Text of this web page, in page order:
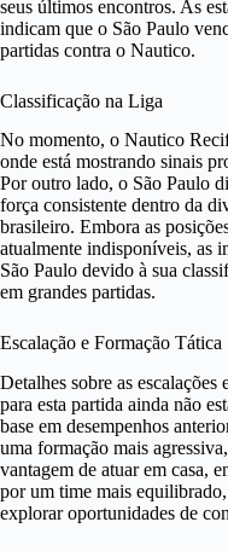
seus últimos encontros. As
indicam que o São Paulo
partidas contra o Nautico.
Classificação na Liga
No momento, o Nautico
onde está mostrando sinais
Por outro lado, o São Paulo
força consistente dentro da
brasileiro. Embora as
atualmente indisponíveis, as
São Paulo devido à sua
em grandes partidas.
Escalação e Formação Tática
Detalhes sobre as escalações
para esta partida ainda não
base em desempenhos
uma formação mais
vantagem de atuar em casa,
por um time mais
explorar oportunidades de